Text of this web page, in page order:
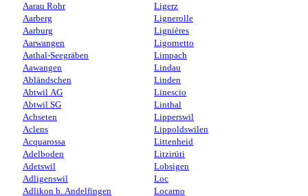
Aarau Rohr
Aarberg
Aarburg
Aarwangen
Aathal-Seegräben
Aawangen
Abländschen
Abtwil AG
Abtwil SG
Achseten
Aclens
Acquarossa
Adelboden
Adetswil
Adligenswil
Adlikon b. Andelfingen
Ligerz
Lignerolle
Lignières
Ligornetto
Limpach
Lindau
Linden
Linescio
Linthal
Lipperswil
Lippoldswilen
Littenheid
Litzirüti
Lobsigen
Loc
Locarno